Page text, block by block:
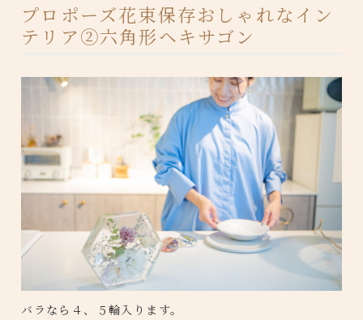
プロポーズ花束保存おしゃれなイン
テリア②六角形ヘキサゴン
バラなら４、５輪入ります。